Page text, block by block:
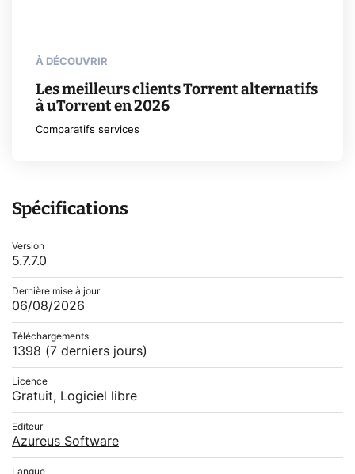
À DÉCOUVRIR
Les meilleurs clients Torrent alternatifs
à uTorrent en 2026
Comparatifs services
Spécifications
Version
5.7.7.0
Dernière mise à jour
06/08/2026
Téléchargements
1398 (7 derniers jours)
Licence
Gratuit, Logiciel libre
Editeur
Azureus Software
Langue